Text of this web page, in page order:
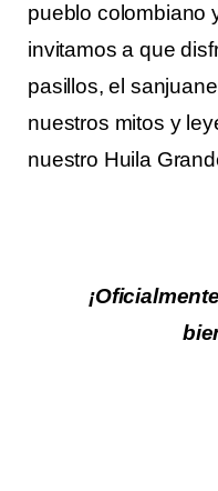
pueblo colombiano
invitamos a que
pasillos, el
nuestros mitos y
nuestro Huila